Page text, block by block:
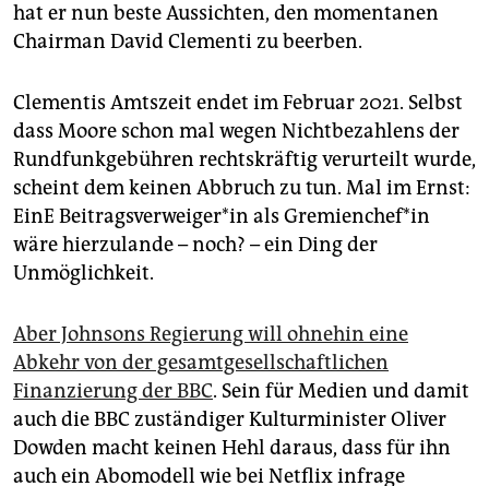
hat er nun beste Aussichten, den momentanen
Chairman David Clementi zu beerben.
Clementis Amtszeit endet im Februar 2021. Selbst
dass Moore schon mal wegen Nichtbezahlens der
Rundfunkgebühren rechtskräftig verurteilt wurde,
scheint dem keinen Abbruch zu tun. Mal im Ernst:
EinE Beitragsverweiger*in als Gremienchef*in
wäre hierzulande – noch? – ein Ding der
Unmöglichkeit.
Aber Johnsons Regierung will ohnehin eine
Abkehr von der gesamtgesellschaftlichen
Finanzierung der BBC. Sein für Medien und damit
auch die BBC zuständiger Kulturminister Oliver
Dowden macht keinen Hehl daraus, dass für ihn
auch ein Abomodell wie bei Netflix infrage